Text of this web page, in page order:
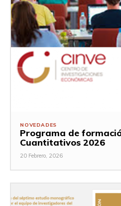
NOVEDADES
Programa de
Cuantitativos 2026
20 Febrero, 2026